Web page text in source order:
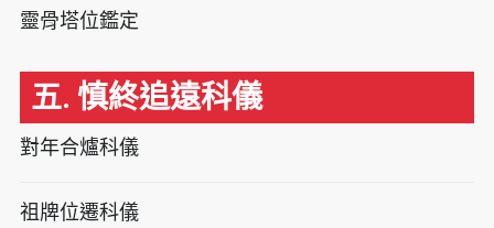
靈骨塔位鑑定
五. 慎終追遠科儀
對年合爐科儀
祖牌位遷科儀